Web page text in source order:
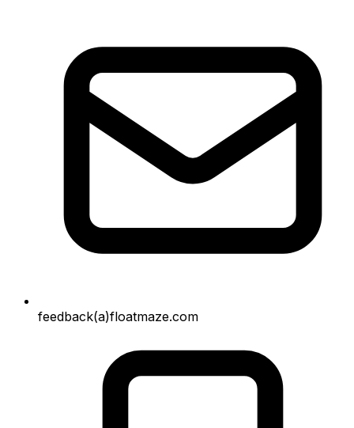
feedback(a)floatmaze.com